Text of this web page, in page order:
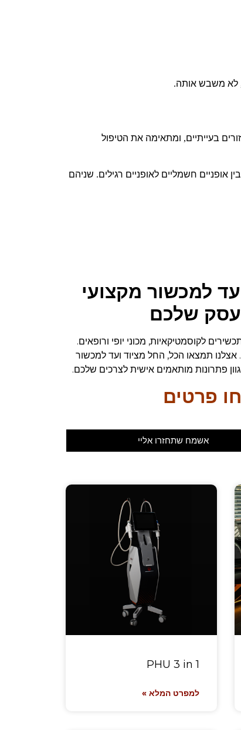
לא משבש אותה.
בעייתיים, ומתאימה את הטיפול
אופניים חשמליים לאופניים רגילים. שניהם
מציוד ועד למכשור מקצועי
שלכם
לקוסמטיקאיות, מכוני יופי ורופאים.
שלנו, אנו מספקים מעטפת מלאה של 360 מעלות לעסק שלכם. אצלנו תמצאו הכל, החל מציוד ועד למכשור
פתרונות מותאמים אישית לצרכים שלכם.
פרטים
אשמח שתחזרו אליי
PHU 3 in 1
למפרט המלא »